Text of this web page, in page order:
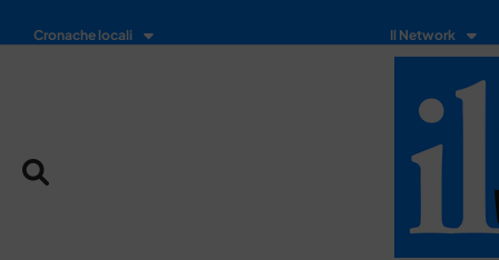
Cronache locali Il Network